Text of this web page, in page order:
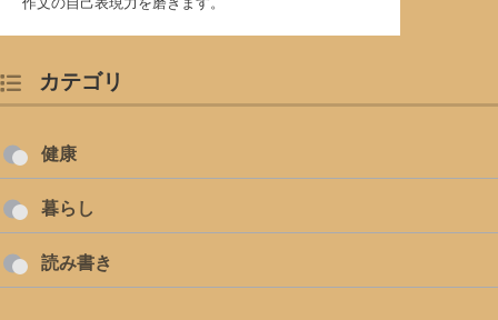
カテゴリ
健康
暮らし
読み書き